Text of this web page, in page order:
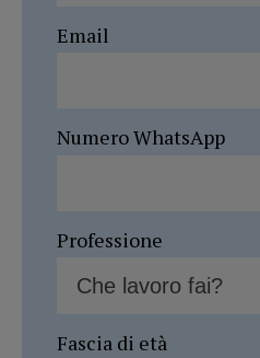
Email
Numero WhatsApp
Professione
Fascia di età